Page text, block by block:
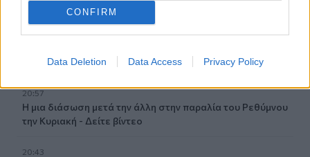
CONFIRM
Data Deletion Data Access Privacy Policy
Κρήτη: Τί υποστηρίζει ο επιχειρηματίας για τις
παραλία
20:57
Η μια διάσωση μετά την άλλη στην παραλία του Ρεθύμνου
την Κυριακή - Δείτε βίντεο
20:43